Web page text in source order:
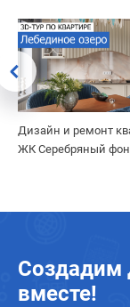
Дизайн и ремонт
ЖК Серебряный
Создадим
вместе!